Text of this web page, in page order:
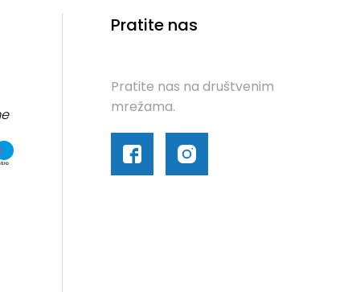
Pratite nas
Pratite nas na društvenim
mrežama.